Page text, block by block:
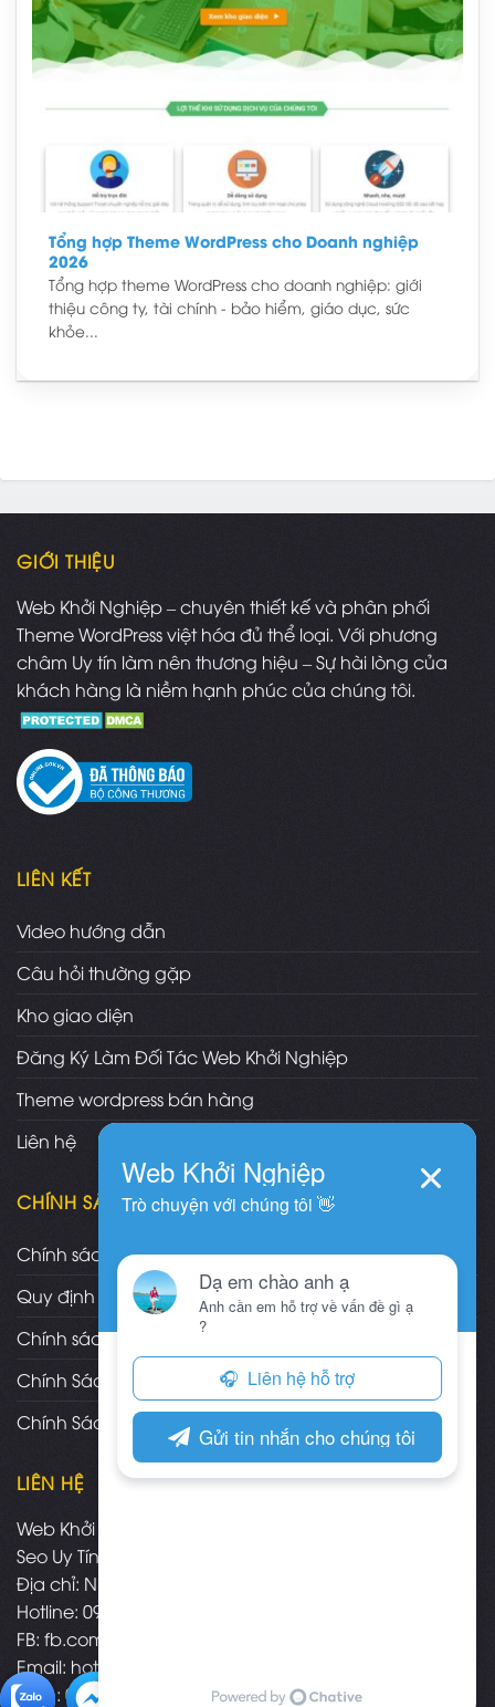
Tổng hợp Theme WordPress cho Doanh nghiệp
2026
Tổng hợp theme WordPress cho doanh nghiệp: giới
thiệu công ty, tài chính - bảo hiểm, giáo dục, sức
khỏe...
GIỚI THIỆU
Web Khởi Nghiệp – chuyên thiết kế và phân phối
Theme WordPress việt hóa đủ thể loại. Với phương
châm Uy tín làm nên thương hiệu – Sự hài lòng của
khách hàng là niềm hạnh phúc của chúng tôi.
LIÊN KẾT
Video hướng dẫn
Câu hỏi thường gặp
Kho giao diện
Đăng Ký Làm Đối Tác Web Khởi Nghiệp
Theme wordpress bán hàng
Liên hệ
CHÍNH SÁCH
Chính sách và quy định chung
Quy định và hình thức thanh toán
Chính sách vận chuyển/giao nhận/cài đặt
Chính Sách Bảo Hành, Bảo Trì Theme
Chính Sách Đổi Trả, Hoàn Tiền Sản Phẩm
LIÊN HỆ
Web Khởi Nghiệp - Mua bán theme wordpress chuẩn
Seo Uy Tín
Địa chỉ: Nha Trang - Khánh Hòa
Hotline: 09.3574.3575
FB: fb.com/webkhoinghiepnhatrang
Email: hotro@webkhoinghiep.net
Zalo : 09.3574.3575